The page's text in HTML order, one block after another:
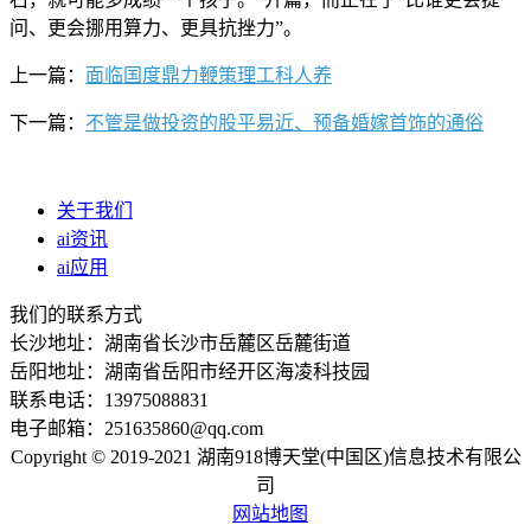
问、更会挪用算力、更具抗挫力”。
上一篇： 面临国度鼎力鞭策理工科人养
下一篇： 不管是做投资的股平易近、预备婚嫁首饰的通俗
关于我们
ai资讯
ai应用
我们的联系方式
长沙地址：湖南省长沙市岳麓区岳麓街道
岳阳地址：湖南省岳阳市经开区海凌科技园
联系电话：13975088831
电子邮箱：251635860@qq.com
Copyright © 2019-2021 湖南918博天堂(中国区)信息技术有限公
司
网站地图